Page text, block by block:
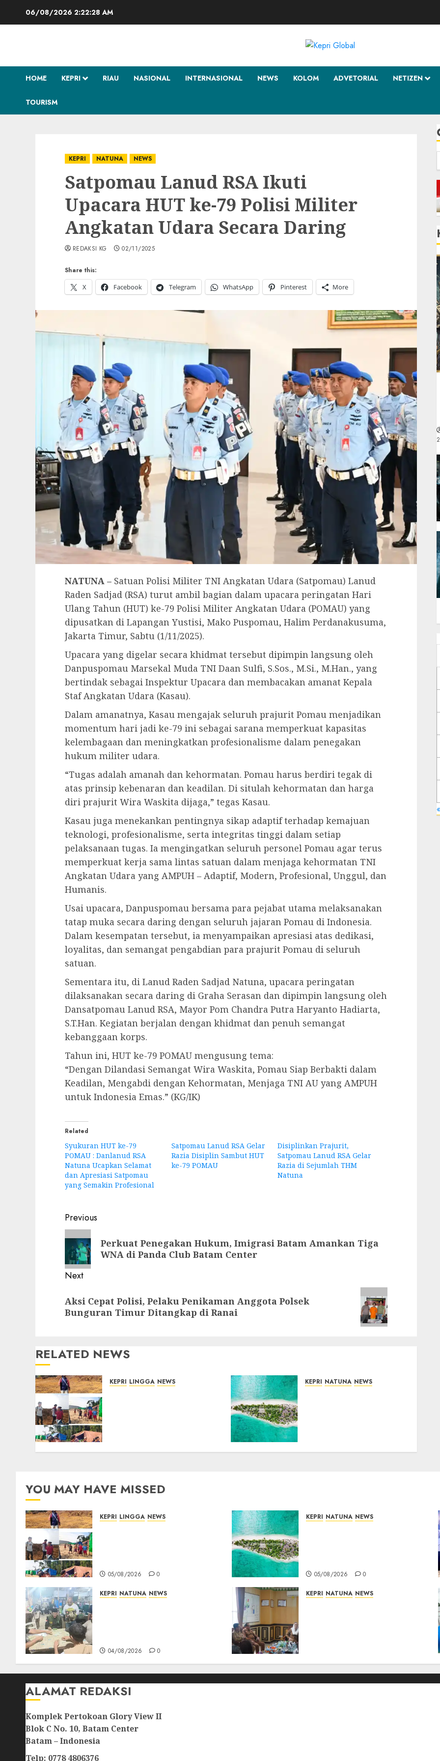
06/08/2026 2:22:28 AM
HOME KEPRI RIAU NASIONAL INTERNASIONAL NEWS KOLOM ADVETORIAL NETIZEN
TOURISM
KEPRI NATUNA NEWS
Satpomau Lanud RSA Ikuti
Upacara HUT ke-79 Polisi Militer
Angkatan Udara Secara Daring
Share this:
X
Facebook Telegram WhatsApp Pinterest More
REDAKSI KG 02/11/2025
NATUNA – Satuan Polisi Militer TNI Angkatan Udara (Satpomau) Lanud
Raden Sadjad (RSA) turut ambil bagian dalam upacara peringatan Hari
Ulang Tahun (HUT) ke-79 Polisi Militer Angkatan Udara (POMAU) yang
dipusatkan di Lapangan Yustisi, Mako Puspomau, Halim Perdanakusuma,
Jakarta Timur, Sabtu (1/11/2025).
Upacara yang digelar secara khidmat tersebut dipimpin langsung oleh
Danpuspomau Marsekal Muda TNI Daan Sulfi, S.Sos., M.Si., M.Han., yang
bertindak sebagai Inspektur Upacara dan membacakan amanat Kepala
Staf Angkatan Udara (Kasau).
Dalam amanatnya, Kasau mengajak seluruh prajurit Pomau menjadikan
momentum hari jadi ke-79 ini sebagai sarana memperkuat kapasitas
kelembagaan dan meningkatkan profesionalisme dalam penegakan
hukum militer udara.
“Tugas adalah amanah dan kehormatan. Pomau harus berdiri tegak di
atas prinsip kebenaran dan keadilan. Di situlah kehormatan dan harga
diri prajurit Wira Waskita dijaga,” tegas Kasau.
Kasau juga menekankan pentingnya sikap adaptif terhadap kemajuan
teknologi, profesionalisme, serta integritas tinggi dalam setiap
pelaksanaan tugas. Ia mengingatkan seluruh personel Pomau agar terus
memperkuat kerja sama lintas satuan dalam menjaga kehormatan TNI
Angkatan Udara yang AMPUH – Adaptif, Modern, Profesional, Unggul, dan
Humanis.
Usai upacara, Danpuspomau bersama para pejabat utama melaksanakan
tatap muka secara daring dengan seluruh jajaran Pomau di Indonesia.
Dalam kesempatan tersebut, ia menyampaikan apresiasi atas dedikasi,
loyalitas, dan semangat pengabdian para prajurit Pomau di seluruh
satuan.
Sementara itu, di Lanud Raden Sadjad Natuna, upacara peringatan
dilaksanakan secara daring di Graha Serasan dan dipimpin langsung oleh
Dansatpomau Lanud RSA, Mayor Pom Chandra Putra Haryanto Hadiarta,
S.T.Han. Kegiatan berjalan dengan khidmat dan penuh semangat
kebanggaan korps.
Tahun ini, HUT ke-79 POMAU mengusung tema:
“Dengan Dilandasi Semangat Wira Waskita, Pomau Siap Berbakti dalam
Keadilan, Mengabdi dengan Kehormatan, Menjaga TNI AU yang AMPUH
untuk Indonesia Emas.” (KG/IK)
Related
Syukuran HUT ke-79
POMAU : Danlanud RSA
Natuna Ucapkan Selamat
dan Apresiasi Satpomau
yang Semakin Profesional
Satpomau Lanud RSA Gelar
Razia Disiplin Sambut HUT
ke-79 POMAU
Disiplinkan Prajurit,
Satpomau Lanud RSA Gelar
Razia di Sejumlah THM
Natuna
Post
navigation
Previous
Previous
post:
Perkuat Penegakan Hukum, Imigrasi Batam Amankan Tiga
WNA di Panda Club Batam Center
Next
post:
Aksi Cepat Polisi, Pelaku Penikaman Anggota Polsek
Bunguran Timur Ditangkap di Ranai
RELATED NEWS
KEPRI LINGGA NEWS
05/08/2026 0
KEPRI NATUNA NEWS
05/08/2026 0
YOU MAY HAVE MISSED
KEPRI LINGGA NEWS
05/08/2026 0
KEPRI NATUNA NEWS
05/08/2026 0
KEPRI NATUNA NEWS
04/08/2026 0
KEPRI NATUNA NEWS
04/08/2026 0
ALAMAT REDAKSI
Komplek Pertokoan Glory View II
Blok C No. 10, Batam Center
Batam – Indonesia
Telp: 0778 4806376